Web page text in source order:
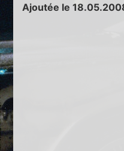
Ajoutée le